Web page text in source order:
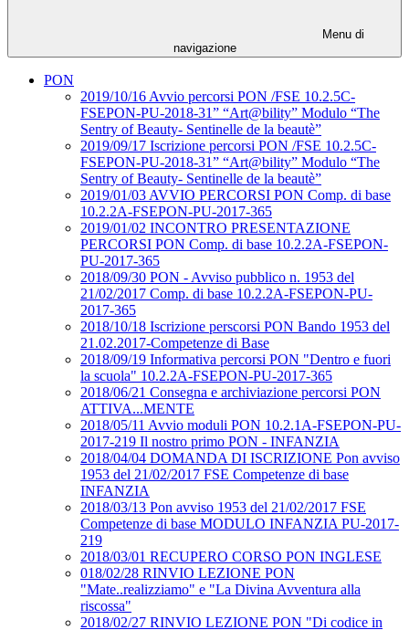
Menu di
navigazione
PON
2019/10/16 Avvio percorsi PON /FSE 10.2.5C-
FSEPON-PU-2018-31” “Art@bility” Modulo “The
Sentry of Beauty- Sentinelle de la beautè”
2019/09/17 Iscrizione percorsi PON /FSE 10.2.5C-
FSEPON-PU-2018-31” “Art@bility” Modulo “The
Sentry of Beauty- Sentinelle de la beautè”
2019/01/03 AVVIO PERCORSI PON Comp. di base
10.2.2A-FSEPON-PU-2017-365
2019/01/02 INCONTRO PRESENTAZIONE
PERCORSI PON Comp. di base 10.2.2A-FSEPON-
PU-2017-365
2018/09/30 PON - Avviso pubblico n. 1953 del
21/02/2017 Comp. di base 10.2.2A-FSEPON-PU-
2017-365
2018/10/18 Iscrizione perscorsi PON Bando 1953 del
21.02.2017-Competenze di Base
2018/09/19 Informativa percorsi PON "Dentro e fuori
la scuola" 10.2.2A-FSEPON-PU-2017-365
2018/06/21 Consegna e archiviazione percorsi PON
ATTIVA...MENTE
2018/05/11 Avvio moduli PON 10.2.1A-FSEPON-PU-
2017-219 Il nostro primo PON - INFANZIA
2018/04/04 DOMANDA DI ISCRIZIONE Pon avviso
1953 del 21/02/2017 FSE Competenze di base
INFANZIA
2018/03/13 Pon avviso 1953 del 21/02/2017 FSE
Competenze di base MODULO INFANZIA PU-2017-
219
2018/03/01 RECUPERO CORSO PON INGLESE
018/02/28 RINVIO LEZIONE PON
"Mate..realizziamo" e "La Divina Avventura alla
riscossa"
2018/02/27 RINVIO LEZIONE PON "Di codice in